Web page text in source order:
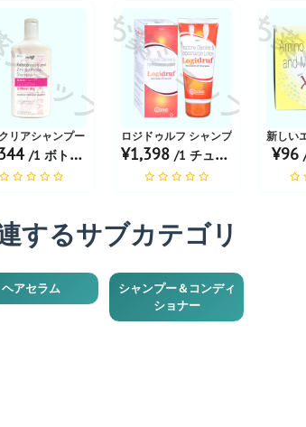
ョップ
リアシャンプー
/1 ボトル あたり
お薬ショップ
ロジドゥルフ シャンプー
¥1,398 /1 チューブ あたり
お
新しい
¥96
するサブカテゴリ
ヘアセラム
シャンプー＆コンディ
ショナー